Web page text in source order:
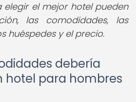
elegir el mejor hotel pueden
las comodidades, las
huéspedes y el precio.
debería
hotel para hombres